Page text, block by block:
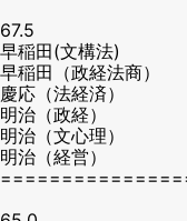
67.5
早稲田(文構法)
早稲田（政経法商）
慶応（法経済）
明治（政経）
明治（文心理）
明治（経営）